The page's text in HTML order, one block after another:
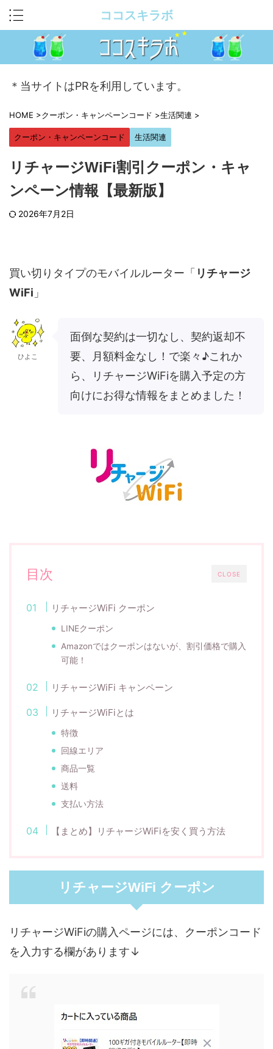
ココスキラボ
＊当サイトはPRを利用しています。
HOME >クーポン・キャンペーンコード >生活関連 >
クーポン・キャンペーンコード 生活関連
リチャージWiFi割引クーポン・キャ
ンペーン情報【最新版】
2026年7月2日
買い切りタイプのモバイルルーター「 リチャージ
WiFi 」
ひよこ
面倒な契約は一切なし、契約返却不
要、月額料金なし！で楽々♪これか
ら、リチャージWiFiを購入予定の方
向けにお得な情報をまとめました！
CLOSE
目次
リチャージWiFi クーポン
LINEクーポン
Amazonではクーポンはないが、割引価格で購入
可能！
リチャージWiFi キャンペーン
リチャージWiFiとは
特徴
回線エリア
商品一覧
送料
支払い方法
【まとめ】リチャージWiFiを安く買う方法
リチャージWiFi クーポン
リチャージWiFiの購入ページには、クーポンコード
を入力する欄があります↓